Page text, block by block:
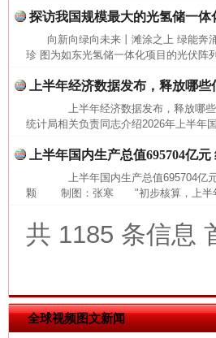
探访我国规模最大的光氢储一体
向新向绿向未来丨滩涂之上 绿能奔
珍 图为如东光氢储一体化项目的光伏
上半年经济数据发布，释放哪些
上半年经济数据发布，释放哪
统计局相关负责同志介绍2026年上半年
上半年国内生产总值695704亿
上半年国内生产总值695704亿
颗 制图：张寒 "初步核算，上半年
共 1185 条信息
全球视频图文新闻
网上购药对药下症？